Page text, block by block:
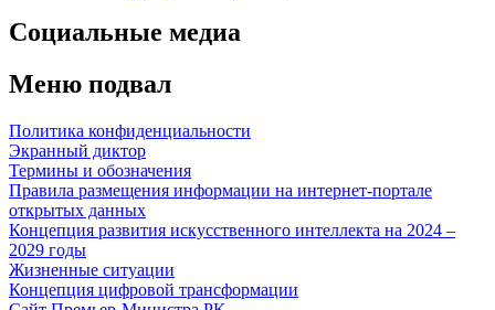
Социальные медиа
Меню подвал
Политика конфиденциальности
Экранный диктор
Термины и обозначения
Правила размещения информации на интернет-портале
открытых данных
Концепция развития искусственного интеллекта на 2024 –
2029 годы
Жизненные ситуации
Концепция цифровой трансформации